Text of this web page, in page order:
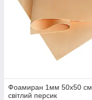
Фоамиран 1мм 50х50 см
світлий персик